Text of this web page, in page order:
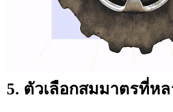
5. ตัวเลือกสมมาตรที่ห